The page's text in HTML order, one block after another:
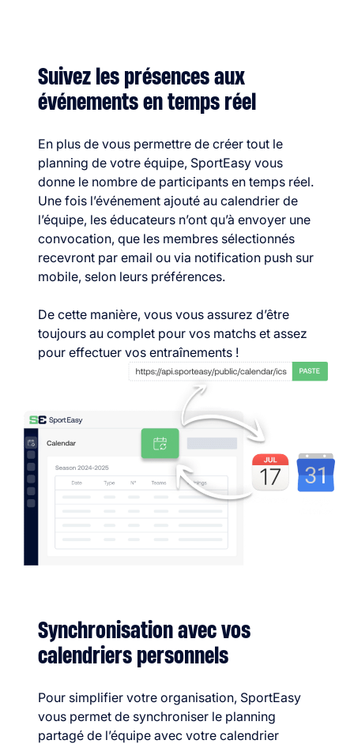
Suivez les présences aux
événements en temps réel
En plus de vous permettre de créer tout le
planning de votre équipe, SportEasy vous
donne le nombre de participants en temps réel.
Une fois l’événement ajouté au calendrier de
l’équipe, les éducateurs n’ont qu’à envoyer une
convocation, que les membres sélectionnés
recevront par email ou via notification push sur
mobile, selon leurs préférences.
De cette manière, vous vous assurez d’être
toujours au complet pour vos matchs et assez
pour effectuer vos entraînements !
Synchronisation avec vos
calendriers personnels
Pour simplifier votre organisation, SportEasy
vous permet de synchroniser le planning
partagé de l’équipe avec votre calendrier